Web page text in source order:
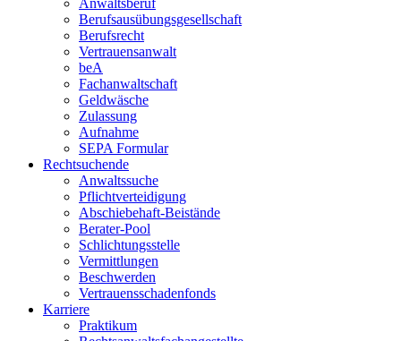
Anwaltsberuf
Berufsausübungs­gesellschaft
Berufsrecht
Vertrauensanwalt
beA
Fachanwaltschaft
Geldwäsche
Zulassung
Aufnahme
SEPA Formular
Rechtsuchende
Anwaltssuche
Pflichtverteidigung
Abschiebehaft-Beistände
Berater-Pool
Schlichtungsstelle
Vermittlungen
Beschwerden
Vertrauensschadenfonds
Karriere
Praktikum